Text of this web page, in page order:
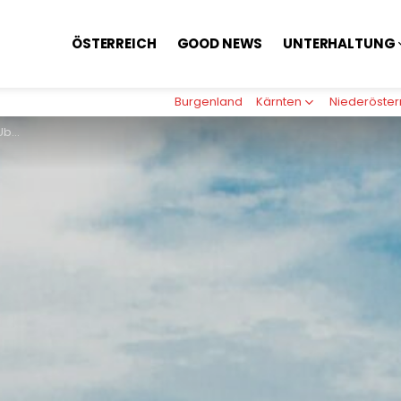
ÖSTERREICH GOOD NEWS UNTERHALTUNG
Burgenland Kärnten